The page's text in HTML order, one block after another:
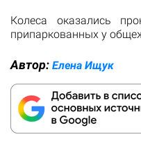
Колеса оказались
припаркованных у
Автор: Елена Ищук